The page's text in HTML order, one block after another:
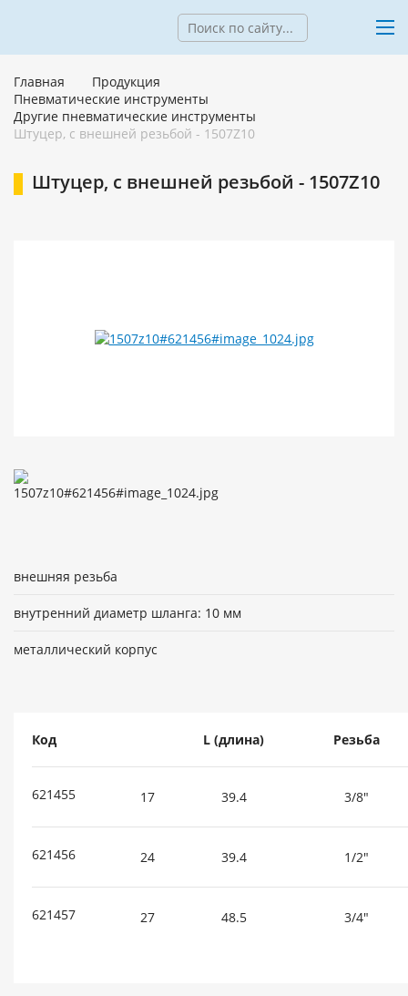
Главная
Продукция
Пневматические инструменты
Другие пневматические инструменты
Штуцер, с внешней резьбой - 1507Z10
Штуцер, с внешней резьбой - 1507Z10
внешняя резьба
внутренний диаметр шланга: 10 мм
металлический корпус
Код L (длина) Резьба
621455 17 39.4 3/8"
621456 24 39.4 1/2"
621457 27 48.5 3/4"